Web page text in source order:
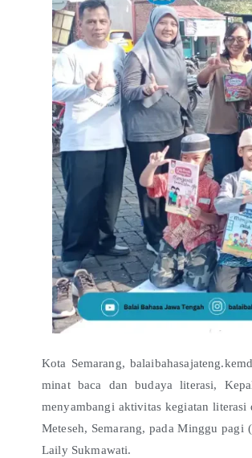
Kota Semarang,
minat baca dan budaya literasi,
menyambangi aktivitas kegiatan
Meteseh, Semarang, pada Minggu
Laily Sukmawati.